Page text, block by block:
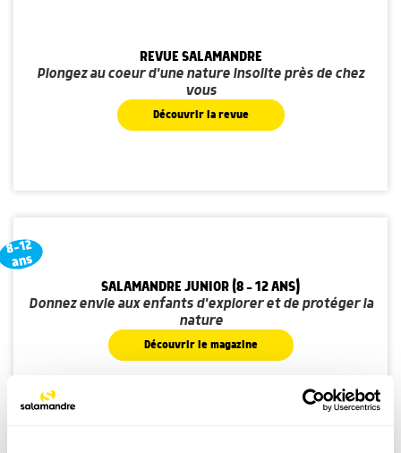
REVUE SALAMANDRE
Plongez au coeur d'une nature insolite près de chez
vous
Découvrir la revue
8-12
ans
SALAMANDRE JUNIOR (8 - 12 ANS)
Donnez envie aux enfants d'explorer et de protéger la
nature
Découvrir le magazine